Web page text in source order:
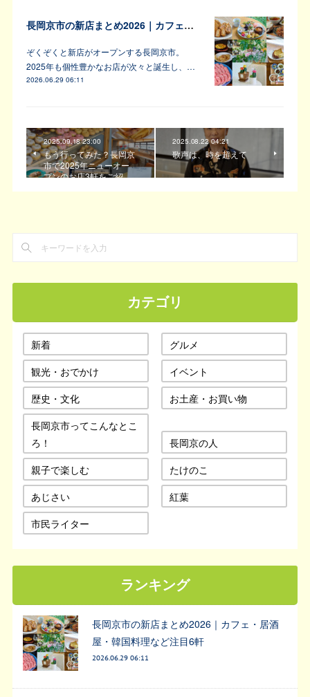
長岡京市の新店まとめ2026｜カフェ・居酒屋・韓国料理など注目6軒
ぞくぞくと新店がオープンする長岡京市。
2025年も個性豊かなお店が次々と誕生し、…
2026.06.29 06:11
2025.09.18 23:00
もう行ってみた？長岡京
市で2025年ニューオー
プンのお店3軒をご紹…
2025.08.22 04:21
歌声は、時を超えて
カテゴリ
新着
グルメ
観光・おでかけ
イベント
歴史・文化
お土産・お買い物
長岡京市ってこんなとこ
ろ！
長岡京の人
親子で楽しむ
たけのこ
あじさい
紅葉
市民ライター
ランキング
長岡京市の新店まとめ2026｜カフェ・居酒
屋・韓国料理など注目6軒
2026.06.29 06:11